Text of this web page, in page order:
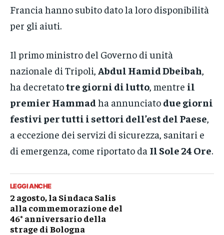
Francia hanno subito dato la loro disponibilità
per gli aiuti.
Il primo ministro del Governo di unità
nazionale di Tripoli, Abdul Hamid Dbeibah
ha decretatotre giorni di lutto , mentre il
premier Hammad ha annunciato due giorni
festivi per tutti i settori dell’est del Paese
a eccezione dei servizi di sicurezza, sanitari e
di emergenza, come riportato da Il Sole 24 Ore.
LEGGI ANCHE
2 agosto, la Sindaca Salis
alla commemorazione del
46° anniversario della
strage di Bologna